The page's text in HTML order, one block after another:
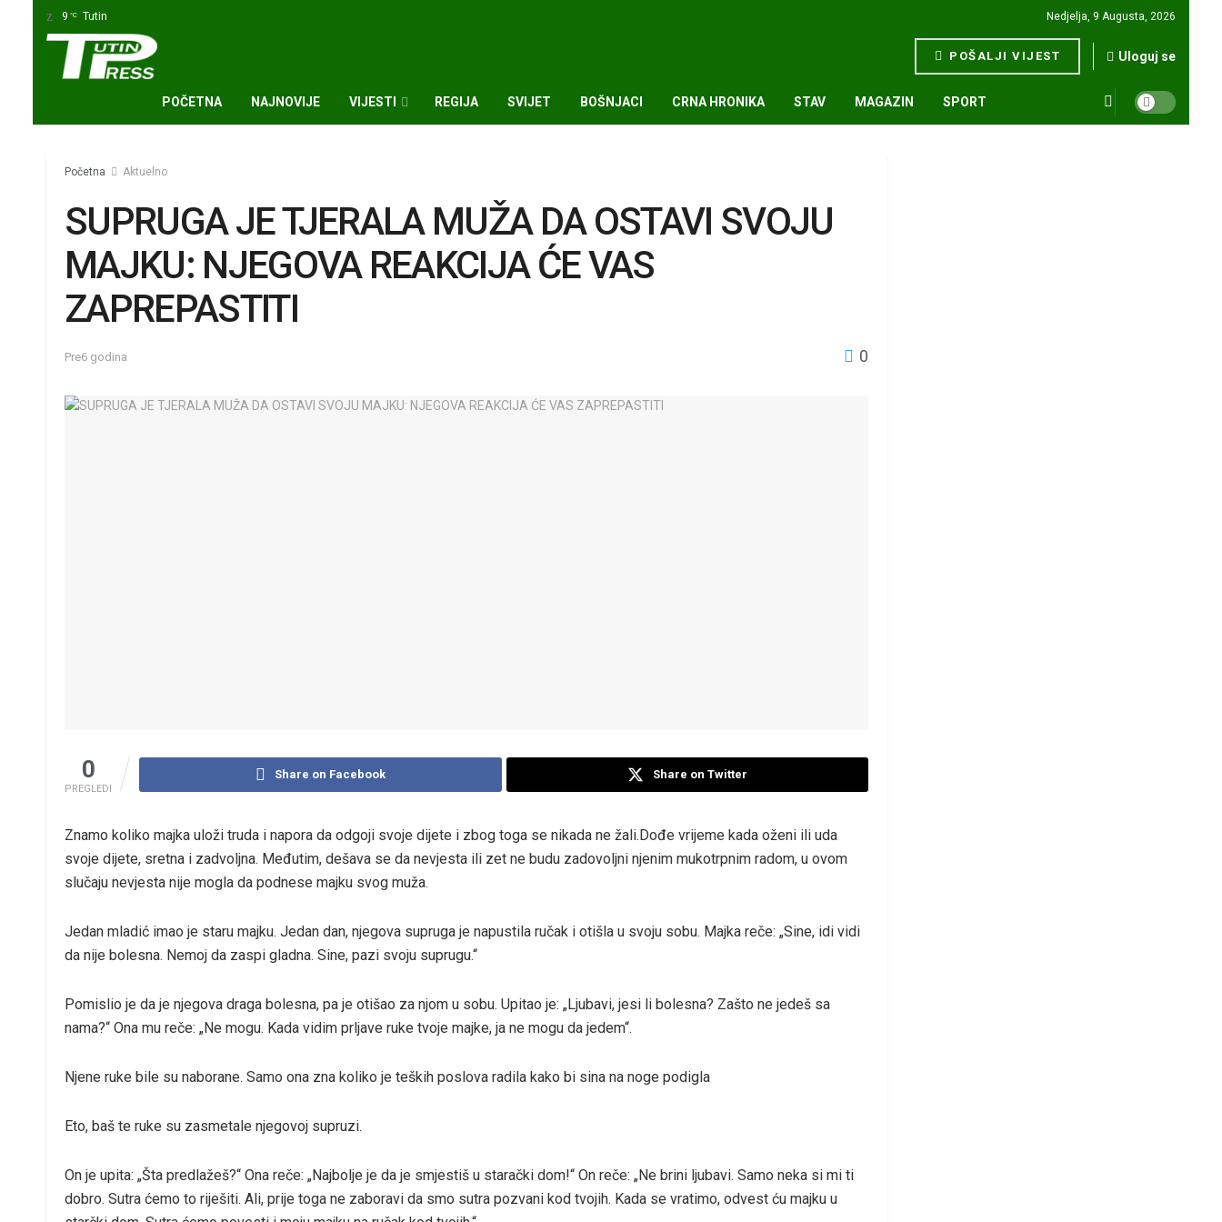
9 °C Tutin Nedjelja, 9 Augusta, 2026
POŠALJI VIJEST Uloguj se
POČETNA NAJNOVIJE VIJESTI REGIJA SVIJET BOŠNJACI CRNA HRONIKA STAV MAGAZIN SPORT
Početna Aktuelno
SUPRUGA JE TJERALA MUŽA DA OSTAVI SVOJU
MAJKU: NJEGOVA REAKCIJA ĆE VAS
ZAPREPASTITI
Pre6 godina 0
0
PREGLEDI
Share on Facebook Share on Twitter
Znamo koliko majka uloži truda i napora da odgoji svoje dijete i zbog toga se nikada ne žali.Dođe vrijeme kada oženi ili uda
svoje dijete, sretna i zadvoljna. Međutim, dešava se da nevjesta ili zet ne budu zadovoljni njenim mukotrpnim radom, u ovom
slučaju nevjesta nije mogla da podnese majku svog muža.
Jedan mladić imao je staru majku. Jedan dan, njegova supruga je napustila ručak i otišla u svoju sobu. Majka reče: „Sine, idi vidi
da nije bolesna. Nemoj da zaspi gladna. Sine, pazi svoju suprugu.“
Pomislio je da je njegova draga bolesna, pa je otišao za njom u sobu. Upitao je: „Ljubavi, jesi li bolesna? Zašto ne jedeš sa
nama?“ Ona mu reče: „Ne mogu. Kada vidim prljave ruke tvoje majke, ja ne mogu da jedem“.
Njene ruke bile su naborane. Samo ona zna koliko je teških poslova radila kako bi sina na noge podigla
Eto, baš te ruke su zasmetale njegovoj supruzi.
On je upita: „Šta predlažeš?“ Ona reče: „Najbolje je da je smjestiš u starački dom!“ On reče: „Ne brini ljubavi. Samo neka si mi ti
dobro. Sutra ćemo to riješiti. Ali, prije toga ne zaboravi da smo sutra pozvani kod tvojih. Kada se vratimo, odvest ću majku u